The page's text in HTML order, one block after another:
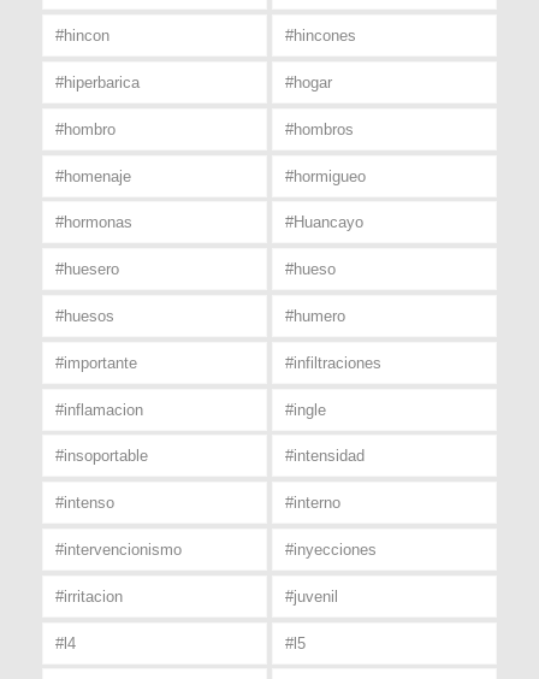
#hincon #hincones
#hiperbarica #hogar
#hombro #hombros
#homenaje #hormigueo
#hormonas #Huancayo
#huesero #hueso
#huesos #humero
#importante #infiltraciones
#inflamacion #ingle
#insoportable #intensidad
#intenso #interno
#intervencionismo #inyecciones
#irritacion #juvenil
#l4 #l5